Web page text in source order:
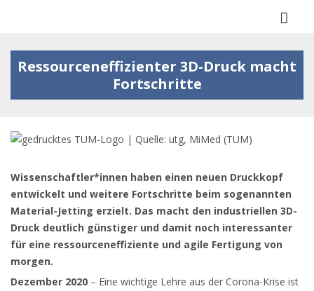
Ressourceneffizienter 3D-Druck macht
Fortschritte
Wissenschaftler*innen haben einen neuen Druckkopf
entwickelt und weitere Fortschritte beim sogenannten
Material-Jetting erzielt. Das macht den industriellen 3D-
Druck deutlich günstiger und damit noch interessanter
für eine ressourceneffiziente und agile Fertigung von
morgen.
Dezember 2020 – Eine wichtige Lehre aus der Corona-Krise ist